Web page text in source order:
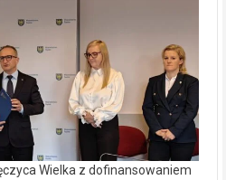
Wielka z dofinansowaniem